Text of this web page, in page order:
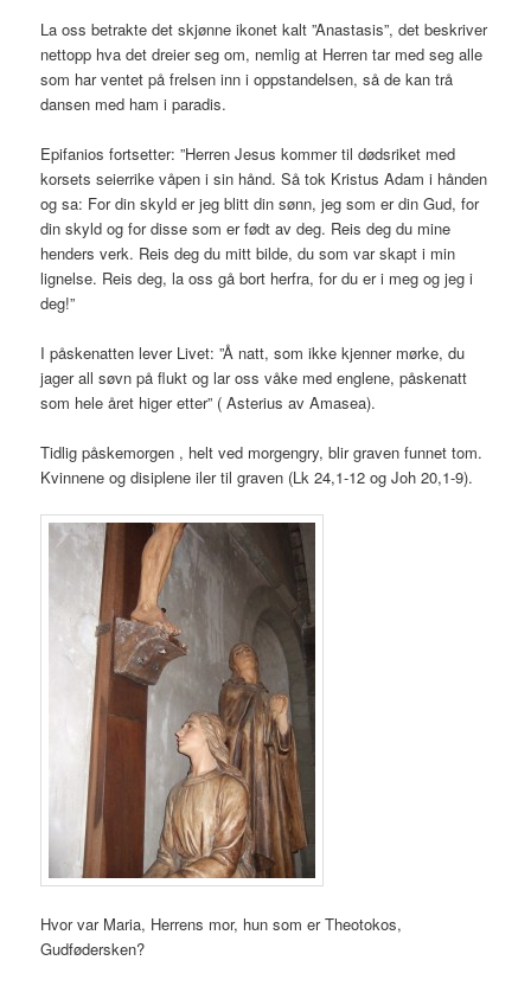
La oss betrakte det skjønne ikonet kalt ”Anastasis”, det beskriver
nettopp hva det dreier seg om, nemlig at Herren tar med seg alle
som har ventet på frelsen inn i oppstandelsen, så de kan trå
dansen med ham i paradis.
Epifanios fortsetter: ”Herren Jesus kommer til dødsriket med
korsets seierrike våpen i sin hånd. Så tok Kristus Adam i hånden
og sa: For din skyld er jeg blitt din sønn, jeg som er din Gud, for
din skyld og for disse som er født av deg. Reis deg du mine
henders verk. Reis deg du mitt bilde, du som var skapt i min
lignelse. Reis deg, la oss gå bort herfra, for du er i meg og jeg i
deg!”
I påskenatten lever Livet: ”Å natt, som ikke kjenner mørke, du
jager all søvn på flukt og lar oss våke med englene, påskenatt
som hele året higer etter” ( Asterius av Amasea).
Tidlig påskemorgen , helt ved morgengry, blir graven funnet tom.
Kvinnene og disiplene iler til graven (Lk 24,1-12 og Joh 20,1-9).
Hvor var Maria, Herrens mor, hun som er Theotokos,
Gudfødersken?